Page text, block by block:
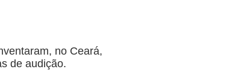
no Ceará,
de audição.